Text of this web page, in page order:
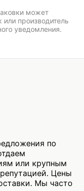
может
или производитель
уведомления.
по
или крупным
Цены
Мы часто